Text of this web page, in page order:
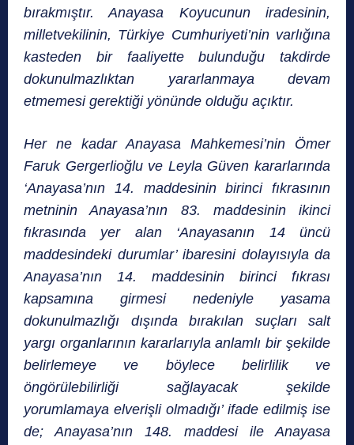
bırakmıştır. Anayasa Koyucunun iradesinin,
milletvekilinin, Türkiye Cumhuriyeti’nin varlığına
kasteden bir faaliyette bulunduğu takdirde
dokunulmazlıktan yararlanmaya devam
etmemesi gerektiği yönünde olduğu açıktır.
Her ne kadar Anayasa Mahkemesi’nin Ömer
Faruk Gergerlioğlu ve Leyla Güven kararlarında
‘Anayasa’nın 14. maddesinin birinci fıkrasının
metninin Anayasa’nın 83. maddesinin ikinci
fıkrasında yer alan ‘Anayasanın 14 üncü
maddesindeki durumlar’ ibaresini dolayısıyla da
Anayasa’nın 14. maddesinin birinci fıkrası
kapsamına girmesi nedeniyle yasama
dokunulmazlığı dışında bırakılan suçları salt
yargı organlarının kararlarıyla anlamlı bir şekilde
belirlemeye ve böylece belirlilik ve
öngörülebilirliği sağlayacak şekilde
yorumlamaya elverişli olmadığı’ ifade edilmiş ise
de; Anayasa’nın 148. maddesi ile Anayasa